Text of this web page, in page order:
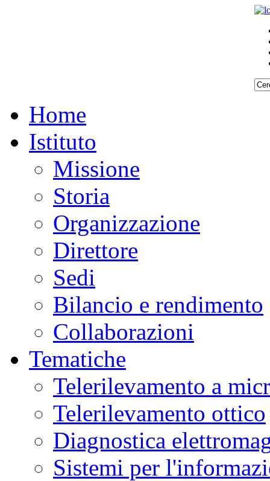
Home
Istituto
Missione
Storia
Organizzazione
Direttore
Sedi
Bilancio e rendimento
Collaborazioni
Tematiche
Telerilevamento a
Telerilevamento ottico
Diagnostica
Sistemi per